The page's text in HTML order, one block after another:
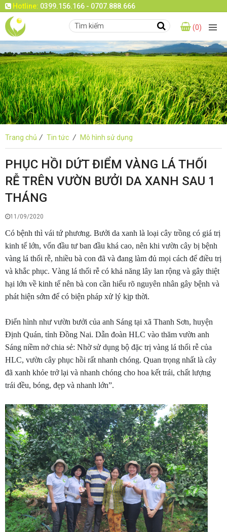
Hotline: 0399.156.166 - 0707.888.666
(0)
Trang chủ / Tin tức / Mô hình sử dụng
PHỤC HỒI DỨT ĐIỂM VÀNG LÁ THỐI
RỄ TRÊN VƯỜN BƯỞI DA XANH SAU 1
THÁNG
11/09/2020
Có bệnh thì vái tứ phương. Bưởi da xanh là loại cây trồng có giá trị
kinh tế lớn, vốn đầu tư ban đầu khá cao, nên khi vườn cây bị bệnh
vàng lá thối rễ, nhiều bà con đã và đang làm đủ mọi cách để điều trị
và khắc phục. Vàng lá thối rễ có khả năng lây lan rộng và gây thiệt
hại lớn về kinh tế nên bà con cần hiểu rõ nguyên nhân gây bệnh và
phát hiện sớm để có biện pháp xử lý kịp thời.
Điển hình như vườn bưởi của anh Sáng tại xã Thanh Sơn, huyện
Định Quán, tỉnh Đồng Nai. Dẫn đoàn HLC vào thăm vườn anh
Sáng niềm nở chia sẻ: Nhờ sử dụng bộ đặc trị vàng lá thối rễ của
HLC, vườn cây phục hồi rất nhanh chóng. Quan trọng nhất là cây
đã xanh khỏe trở lại và nhanh chóng cho hoa kết trái, chất lượng
trái đều, bóng, đẹp và nhanh lớn”.